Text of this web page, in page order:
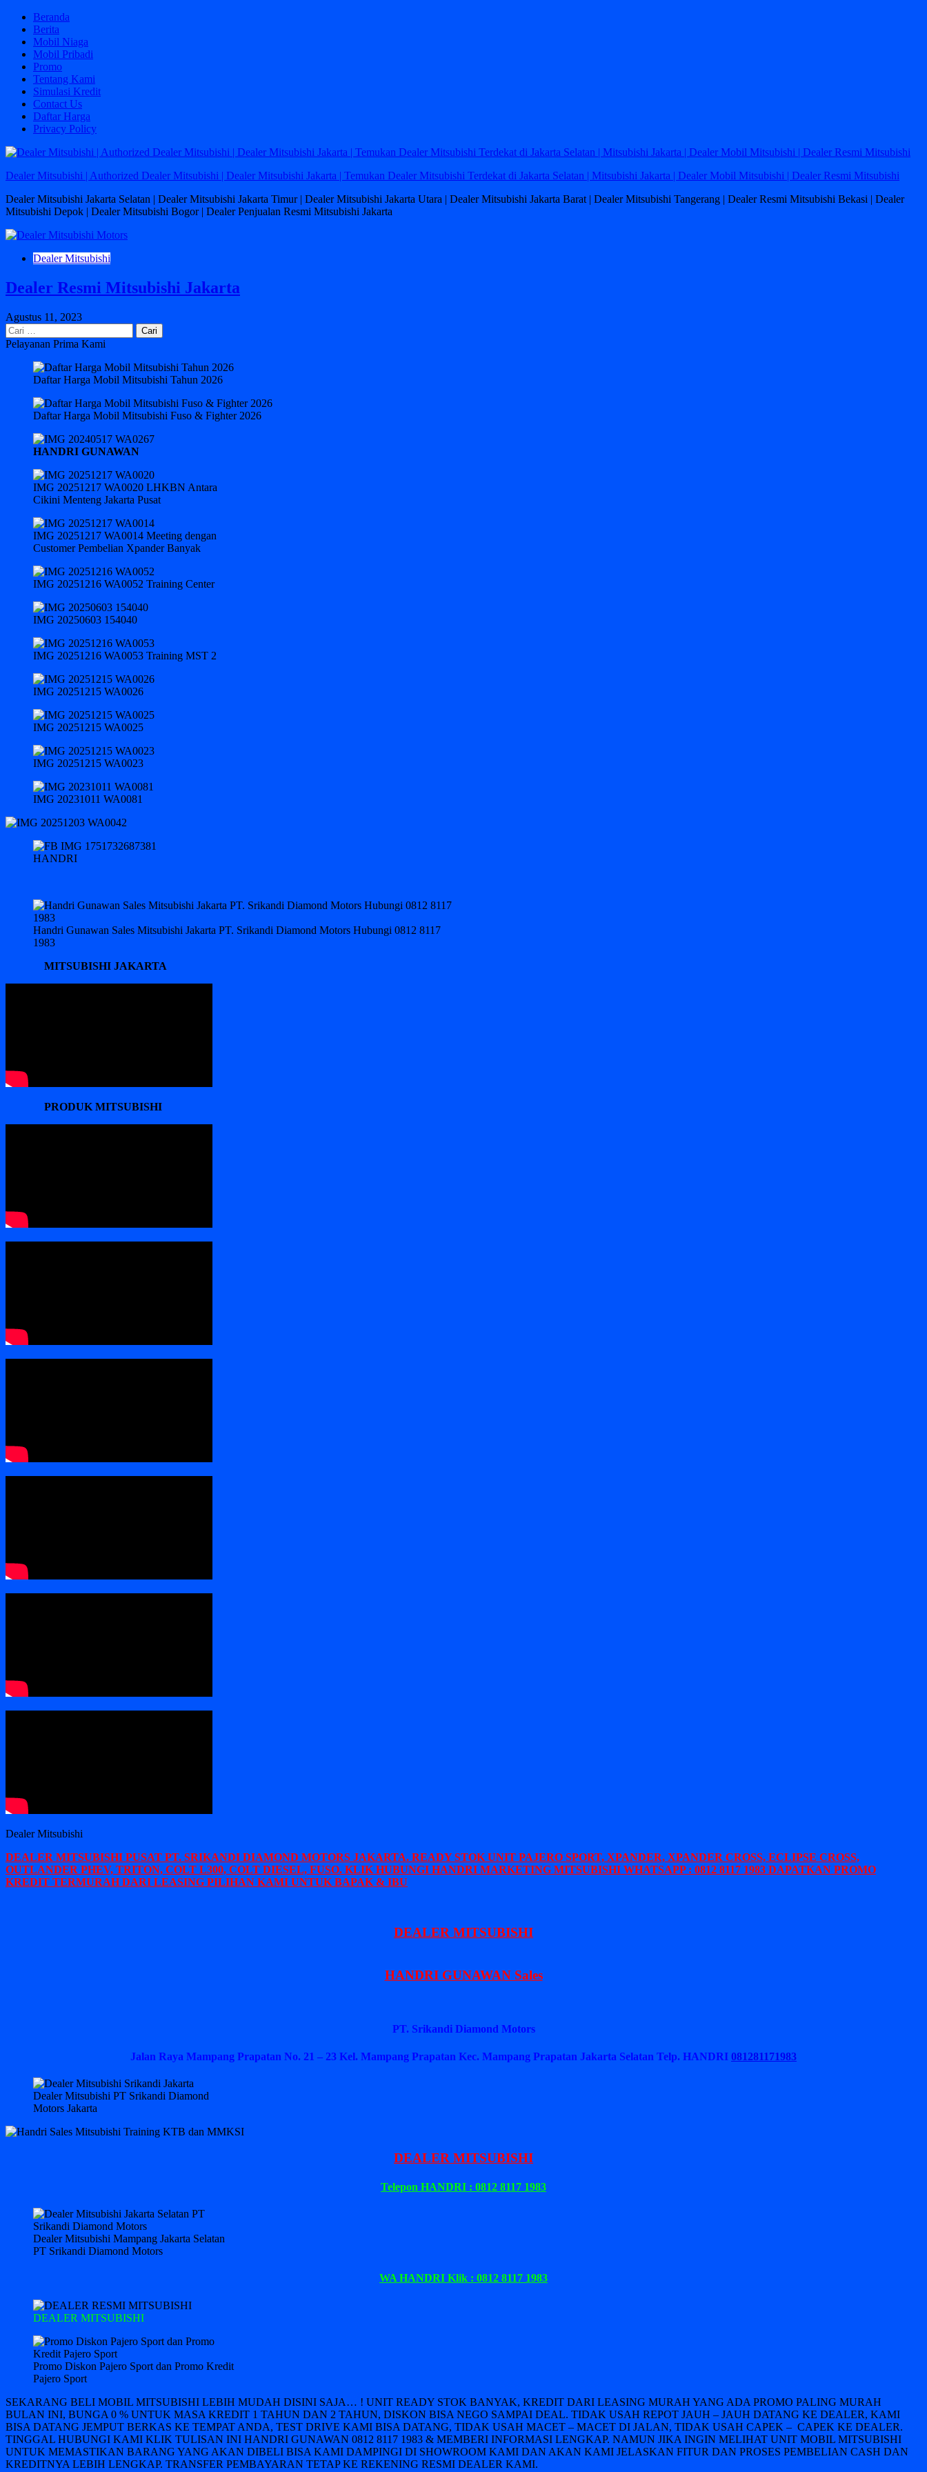
Skip
content
Beranda
Berita
Mobil Niaga
Mobil Pribadi
Promo
Tentang Kami
Simulasi Kredit
Contact Us
Daftar Harga
Privacy Policy
Dealer Mitsubishi | Authorized Dealer Mitsubishi | Dealer Mitsubishi Jakarta | Temukan Dealer Mitsubishi Terdekat di Jakarta Selatan | Mitsubishi Jakarta | Dealer Mobil Mitsubishi | Dealer Resmi Mitsubishi
Dealer Mitsubishi Jakarta Selatan | Dealer Mitsubishi Jakarta Timur | Dealer Mitsubishi Jakarta Utara | Dealer Mitsubishi Jakarta Barat | Dealer Mitsubishi Tangerang | Dealer Resmi Mitsubishi Bekasi | Dealer
Mitsubishi Depok | Dealer Mitsubishi Bogor | Dealer Penjualan Resmi Mitsubishi Jakarta
Dealer Mitsubishi
Dealer Resmi Mitsubishi Jakarta
Agustus 11, 2023
Cari
untuk:
Pelayanan Prima Kami
Daftar Harga Mobil Mitsubishi Tahun 2026
Daftar Harga Mobil Mitsubishi Fuso & Fighter 2026
HANDRI GUNAWAN
IMG 20251217 WA0020 LHKBN Antara
Cikini Menteng Jakarta Pusat
IMG 20251217 WA0014 Meeting dengan
Customer Pembelian Xpander Banyak
IMG 20251216 WA0052 Training Center
IMG 20250603 154040
IMG 20251216 WA0053 Training MST 2
IMG 20251215 WA0026
IMG 20251215 WA0025
IMG 20251215 WA0023
IMG 20231011 WA0081
HANDRI
Handri Gunawan Sales Mitsubishi Jakarta PT. Srikandi Diamond Motors Hubungi 0812 8117
1983
MITSUBISHI JAKARTA
PRODUK MITSUBISHI
Dealer Mitsubishi
DEALER MITSUBISHI PUSAT PT. SRIKANDI DIAMOND MOTORS JAKARTA. READY STOK UNIT PAJERO SPORT, XPANDER, XPANDER CROSS, ECLIPSE CROSS,
OUTLANDER PHEV, TRITON, COLT L300, COLT DIESEL, FUSO. KLIK HUBUNGI HANDRI MARKETING MITSUBISHI WHATSAPP : 0812 8117 1983 DAPATKAN PROMO
KREDIT TERMURAH DARI LEASING PILIHAN KAMI UNTUK BAPAK & IBU
DEALER MITSUBISHI
HANDRI GUNAWAN Sales
PT. Srikandi Diamond Motors
Jalan Raya Mampang Prapatan No. 21 – 23 Kel. Mampang Prapatan Kec. Mampang Prapatan Jakarta Selatan Telp. HANDRI 081281171983
Dealer Mitsubishi PT Srikandi Diamond
Motors Jakarta
DEALER MITSUBISHI
Telepon HANDRI : 0812 8117 1983
Dealer Mitsubishi Mampang Jakarta Selatan
PT Srikandi Diamond Motors
WA HANDRI Klik : 0812 8117 1983
DEALER MITSUBISHI
Promo Diskon Pajero Sport dan Promo Kredit
Pajero Sport
SEKARANG BELI MOBIL MITSUBISHI LEBIH MUDAH DISINI SAJA… ! UNIT READY STOK BANYAK, KREDIT DARI LEASING MURAH YANG ADA PROMO PALING MURAH
BULAN INI, BUNGA 0 % UNTUK MASA KREDIT 1 TAHUN DAN 2 TAHUN, DISKON BISA NEGO SAMPAI DEAL. TIDAK USAH REPOT JAUH – JAUH DATANG KE DEALER, KAMI
BISA DATANG JEMPUT BERKAS KE TEMPAT ANDA, TEST DRIVE KAMI BISA DATANG, TIDAK USAH MACET – MACET DI JALAN, TIDAK USAH CAPEK – CAPEK KE DEALER.
TINGGAL HUBUNGI KAMI KLIK TULISAN INI HANDRI GUNAWAN 0812 8117 1983 & MEMBERI INFORMASI LENGKAP. NAMUN JIKA INGIN MELIHAT UNIT MOBIL MITSUBISHI
UNTUK MEMASTIKAN BARANG YANG AKAN DIBELI BISA KAMI DAMPINGI DI SHOWROOM KAMI DAN AKAN KAMI JELASKAN FITUR DAN PROSES PEMBELIAN CASH DAN
KREDITNYA LEBIH LENGKAP. TRANSFER PEMBAYARAN TETAP KE REKENING RESMI DEALER KAMI.